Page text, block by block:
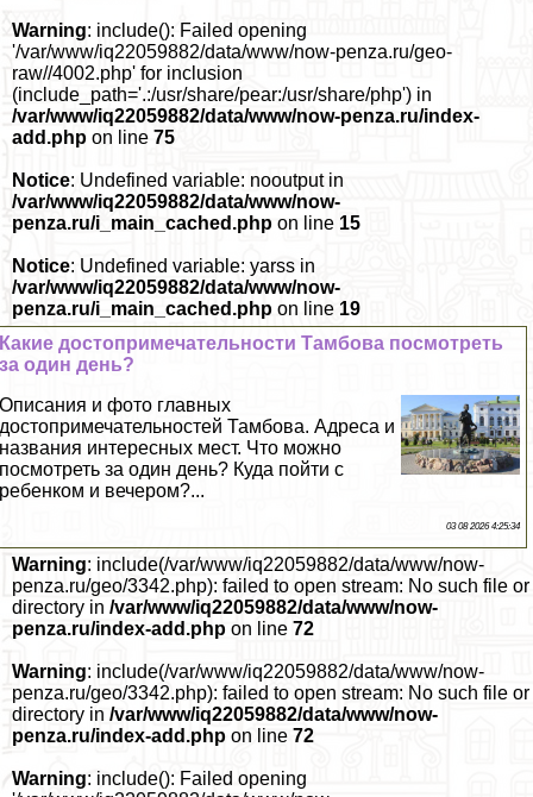
Warning: include(): Failed opening
'/var/www/iq22059882/data/www/now-penza.ru/geo-
raw//4002.php' for inclusion
(include_path='.:/usr/share/pear:/usr/share/php') in
/var/www/iq22059882/data/www/now-penza.ru/index-
add.php on line 75
Notice: Undefined variable: nooutput in
/var/www/iq22059882/data/www/now-
penza.ru/i_main_cached.php on line 15
Notice: Undefined variable: yarss in
/var/www/iq22059882/data/www/now-
penza.ru/i_main_cached.php on line 19
Какие достопримечательности Тамбова посмотреть
за один день?
Описания и фото главных
достопримечательностей Тамбова. Адреса и
названия интересных мест. Что можно
посмотреть за один день? Куда пойти с
ребенком и вечером?...
03 08 2026 4:25:34
Warning: include(/var/www/iq22059882/data/www/now-
penza.ru/geo/3342.php): failed to open stream: No such file or
directory in /var/www/iq22059882/data/www/now-
penza.ru/index-add.php on line 72
Warning: include(/var/www/iq22059882/data/www/now-
penza.ru/geo/3342.php): failed to open stream: No such file or
directory in /var/www/iq22059882/data/www/now-
penza.ru/index-add.php on line 72
Warning: include(): Failed opening